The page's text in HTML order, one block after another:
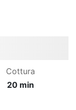
Cottura
20 min